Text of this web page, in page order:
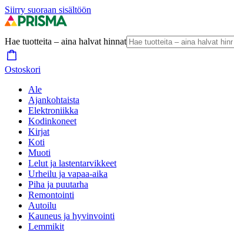
Siirry suoraan sisältöön
Hae tuotteita – aina halvat hinnat
Ostoskori
Ale
Ajankohtaista
Elektroniikka
Kodinkoneet
Kirjat
Koti
Muoti
Lelut ja lastentarvikkeet
Urheilu ja vapaa-aika
Piha ja puutarha
Remontointi
Autoilu
Kauneus ja hyvinvointi
Lemmikit